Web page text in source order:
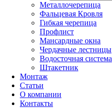
Металлочерепица
Фальцевая Кровля
Гибкая черепица
Профлист
Мансардные окна
Чердачные лестницы
Водосточная система
Штакетник
Монтаж
Статьи
О компании
Контакты